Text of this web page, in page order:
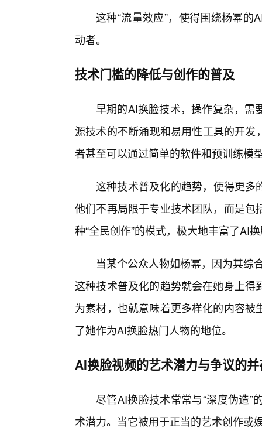
这种“流量效应”，使得围绕杨幂
动者。
技术门槛的降低与创作的普及
早期的AI换脸技术，操作复杂，需
源技术的不断涌现和易用性工具的开
者甚至可以通过简单的软件和预训练模
这种技术普及化的趋势，使得更
他们不再局限于专业技术团队，而是
种“全民创作”的模式，极大地丰富了AI
当某个公众人物如杨幂，因为其综
这种技术普及化的趋势就会在她身上
为素材，也就意味着更多样化的内容
了她作为AI换脸热门人物的地位。
AI换脸视频的艺术潜力与争议的
尽管AI换脸技术常常与“深度伪造
术潜力。当它被用于正当的艺术创作或